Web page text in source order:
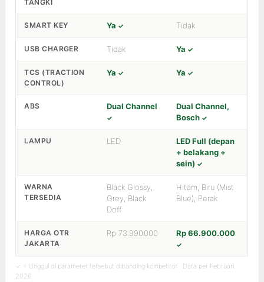
TANGKI
SMART KEY Ya Tidak
USB CHARGER Tidak Ya
TCS (TRACTION
CONTROL)
Ya Ya
ABS Dual Channel
Dual Channel,
Bosch
LAMPU LED
LED Full (depan
+ belakang +
sein)
WARNA
TERSEDIA
Black Glossy,
Grey, Black
Doff
Hitam, Biru (Mist
Blue), Perak
HARGA OTR
JAKARTA
Rp 73.990.000 Rp 66.900.000
✓ = Unggul di parameter tersebut dibanding kompetitor · Data per Februari
2026